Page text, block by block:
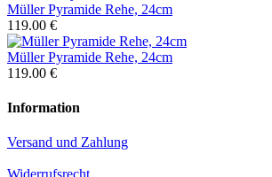
Müller Pyramide Rehe, 24cm
119.00 €
Müller Pyramide Rehe, 24cm
119.00 €
Information
Versand und Zahlung